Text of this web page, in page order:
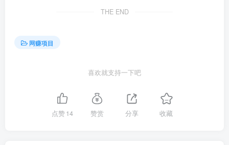
THE END
网赚项目
喜欢就支持一下吧
点赞14 赞赏 分享 收藏